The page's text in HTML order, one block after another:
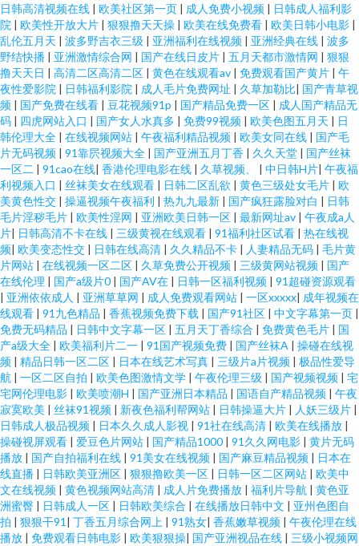
日韩高清视频在线 | 欧美社区第一页 | 成人免费小视频 | 日韩成人福利影
院 | 欧美性开放大片 | 狠狠撸天天操 | 欧美在线免费看 | 欧美日韩小电影 |
乱伦五月天 | 波多野吉衣三级 | 亚洲福利在线视频 | 亚洲经典在线 | 波多
野结快播 | 亚洲激情综合网 | 国产在线日皮片 | 五月天都市激情网 | 狠狠
撸天天日 | 高清二区高清二区 | 黄色在线观看av | 免费观看国产黄片 | 午
夜性爱影院 | 日韩福利影院 | 成人毛片免费网址 | 久草加勒比| 国产青草视
频 | 国产免费在线看 | 豆花视频91p | 国产精品免费一区 | 成人国产精品无
码 | 四虎网站入口 | 国产女人水真多 | 免费99视频 | 欧美色图五月天 | 日
韩伦理大全 | 在线视频网站 | 午夜福利精品视频 | 欧美女同在线 | 国产毛
片无码视频 | 91靠屄视频大全 | 国产亚洲五月丁香 | 久久天堂 | 国产丝袜
一区二 | 91cao在线| 香港伦理电影在线 | 久草视频、 | 中日韩H片| 午夜福
利视频入口 | 丝袜美女在线观看 | 日韩二区乱欲 | 黄色三级处女毛片 | 欧
美黄色性交 | 操逼视频午夜福利 | 热九九最新 | 国产疯狂露脸对白 | 日韩
毛片淫秽毛片 | 欧美性淫网 | 亚洲欧美日韩一区 | 最新网址av | 午夜成a人
片| 日韩高清不卡在线 | 三级黄视在线观看 | 91福利社区试看 | 热在线视
频| 欧美变态性交 | 日韩在线高清 | 久久精品不卡 | 人妻精品无码 | 毛片黄
片网站 | 在线视频一区二区 | 久草免费公开视频 | 三级黄网站视频 | 国产
在线伦理 | 国产a级片0 | 国产AV在 | 日韩一区福利视频 | 91超碰资源观看
| 亚洲依依成人 | 亚洲草草网 | 成人免费观看网站 | 一区xxxxx| 成年视频在
线观看 | 91九色精品 | 香蕉视频免费下载 | 国产91社区 | 中文字幕第一页 |
免费无码精品 | 日韩中文字幕一区 | 五月天丁香综合 | 免费黄色毛片 | 国
产a级大全 | 欧美福利片二一 | 91国产视频免费 | 国产丝袜A | 操碰在线视
频 | 精品日韩一区二区 | 日本在线艺术写真 | 三级片a片视频 | 极品性爱导
航 | 一区二区自拍 | 欧美色图激情文学 | 午夜伦理三级 | 国产视频视频 | 宅
宅网伦理电影 | 欧美喷潮H | 国产亚洲日本精品 | 国语自产精品视频 | 午夜
寂寞欧美 | 丝袜91视频 | 新夜色福利帮网站 | 日韩操逼大片 | 人妖三级片 |
日韩成人极品视频 | 日本久久成人影视 | 91社在线高清 | 欧美在线播放 |
操碰视屏观看 | 爱豆色片网站 | 国产精品1000 | 91久久网电影 | 黄片无码
播放 | 国产自拍福利在线 | 91美女在线视频 | 国产麻豆精品视频 | 日本在
线直播 | 日韩欧美亚洲区 | 狠狠撸欧美一区 | 日韩一区二区网站 | 欧美中
文在线视频 | 黄色视频网站高清 | 成人片免费播放 | 福利片导航 | 黄色亚
洲蜜臀 | 日韩成人一区 | 日韩欧美综合 | 在线播放日韩中文 | 亚州色图自
拍 | 狠狠干91 | 丁香五月综合网上 | 91熟女| 香蕉嫩草视频 | 午夜伦理在线
播放 | 免费观看日韩电影 | 欧美狠狠操| 国产亚洲视品在线 | 三级小视频网